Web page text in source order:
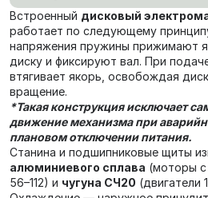
Встроенный дисковый
работает по следующему
напряжения пружины прижимают
диску и фиксируют вал. При
втягивает якорь, освобождая
вращение.
*Такая конструкция исключает
движение механизма при
плановом отключении питания.
Станина и подшипниковые щиты
алюминиевого сплава (моторы с
56–112) и чугуна СЧ20 (двигатели